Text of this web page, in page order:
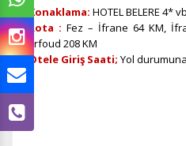
Konaklama: HOTEL BELERE 4*
Rota : Fez – İfrane 64 KM,
Erfoud 208 KM
Otele Giriş Saati; Yol